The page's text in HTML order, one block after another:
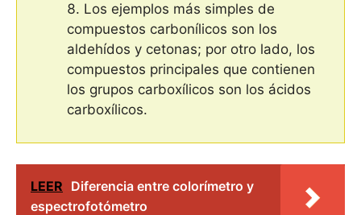
Los ejemplos más simples de
compuestos carbonílicos son los
aldehídos y cetonas; por otro lado, los
compuestos principales que contienen
los grupos carboxílicos son los ácidos
carboxílicos.
LEER Diferencia entre colorímetro y
espectrofotómetro